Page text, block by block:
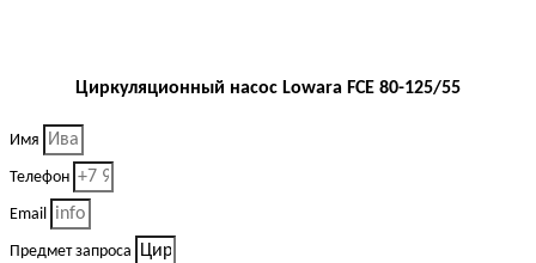
Циркуляционный насос Lowara FCE 80-125/55
Имя
Телефон
Email
Предмет запроса